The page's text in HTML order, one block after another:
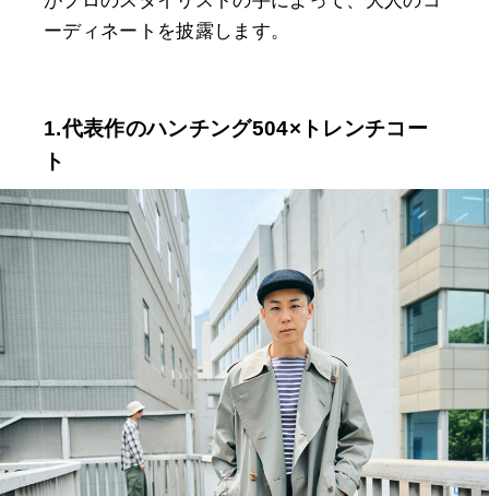
ーディネートを披露します。
1.代表作のハンチング504×トレンチコー
ト